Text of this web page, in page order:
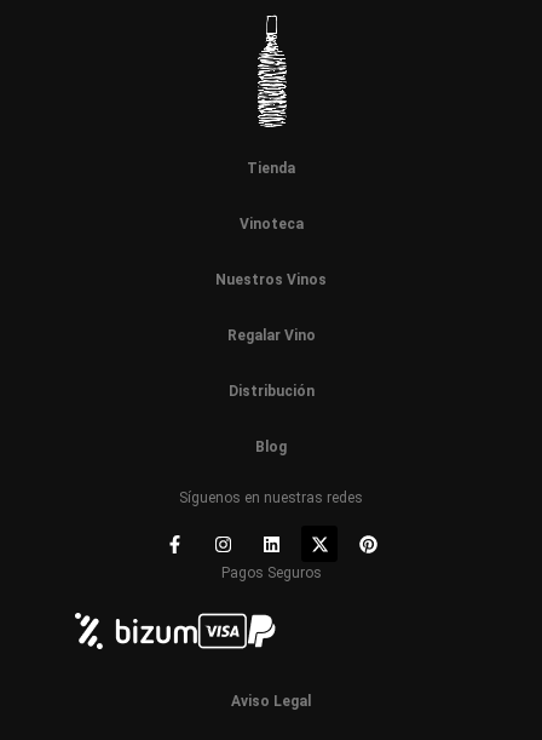
Tienda
Vinoteca
Nuestros Vinos
Regalar Vino
Distribución
Blog
Síguenos en nuestras redes
Pagos Seguros
Aviso Legal